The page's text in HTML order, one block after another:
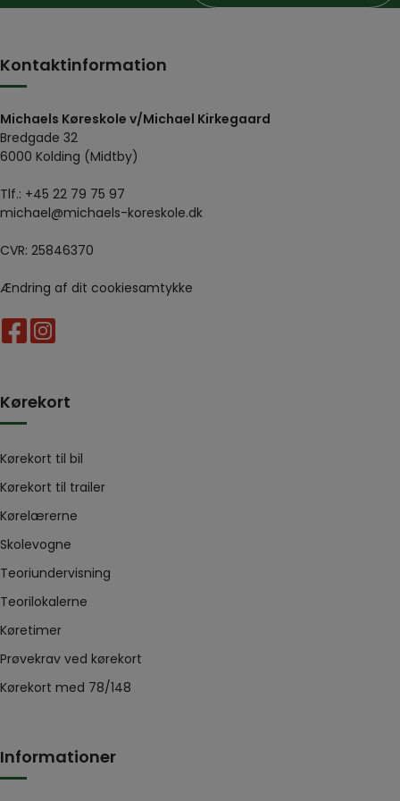
Kontaktinformation
Michaels Køreskole v/Michael Kirkegaard
Bredgade 32
6000 Kolding (Midtby)
Tlf.: +45 22 79 75 97
michael@michaels-koreskole.dk
CVR: 25846370
Ændring af dit cookiesamtykke
Kørekort
Kørekort til bil
Kørekort til trailer
Kørelærerne
Skolevogne
Teoriundervisning
Teorilokalerne
Køretimer
Prøvekrav ved kørekort
Kørekort med 78/148
Informationer